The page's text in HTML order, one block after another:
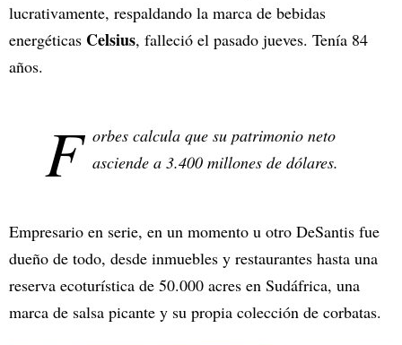
lucrativamente, respaldando la marca de bebidas
energéticas Celsius, falleció el pasado jueves. Tenía 84
años.
F orbes calcula que su patrimonio neto
asciende a 3.400 millones de dólares.
Empresario en serie, en un momento u otro DeSantis fue
dueño de todo, desde inmuebles y restaurantes hasta una
reserva ecoturística de 50.000 acres en Sudáfrica, una
marca de salsa picante y su propia colección de corbatas.